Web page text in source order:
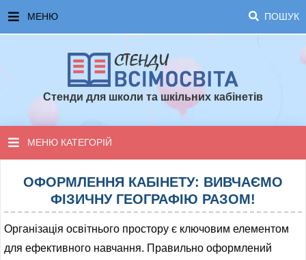
МЕНЮ ПОШУК
ЧАСТІ ЗАПИТАННЯ ТА ВІДПОВІДІ
ТОПОВІ ПРОПОЗИЦІЇ
Стенди для школи та шкільних кабінетів
МЕНЮ КАТЕГОРІЙ
СТЕНДИ ДЛЯ НУШ
СТЕНДИ ДЛЯ ПОЧАТКОВОЇ ШКОЛИ
СТЕНДИ ДЛЯ КАБІНЕТІВ
ОФОРМЛЕННЯ КАБІНЕТУ: ВИВЧАЄМО
ФІЗИЧНУ ГЕОГРАФІЮ РАЗОМ!
Організація освітнього простору є ключовим елементом
для ефективного навчання. Правильно оформлений